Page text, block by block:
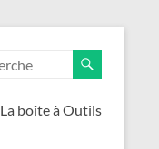
La boîte à Outils